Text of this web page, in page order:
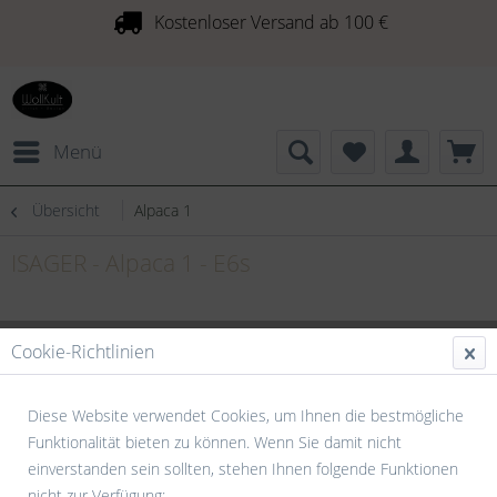
Kostenloser Versand ab 100 €
Menü
Übersicht Alpaca 1
Cookie-Richtlinien
Diese Website verwendet Cookies, um Ihnen die bestmögliche
Funktionalität bieten zu können. Wenn Sie damit nicht
einverstanden sein sollten, stehen Ihnen folgende Funktionen